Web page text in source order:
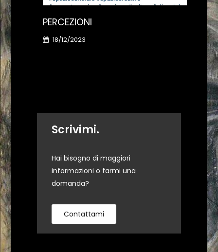
PERCEZIONI
18/12/2023
Scrivimi.
Hai bisogno di maggiori
informazioni o farmi una
domanda?
Contattami